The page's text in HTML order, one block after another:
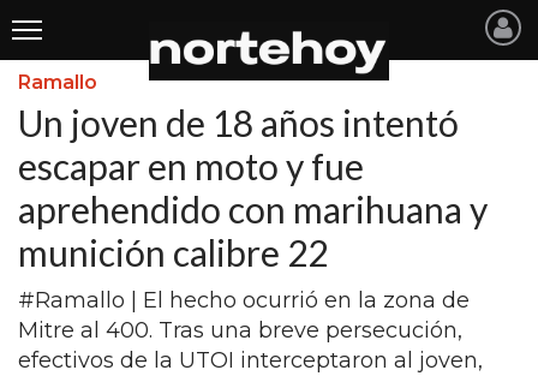
Últimas
Noticias
INICIO
NOTICIAS RECIENTES
SAN NICOLAS
RAMALLO
Ramallo
Un joven de 18 años intentó
escapar en moto y fue
aprehendido con marihuana y
munición calibre 22
#Ramallo | El hecho ocurrió en la zona de
Mitre al 400. Tras una breve persecución,
efectivos de la UTOI interceptaron al joven,